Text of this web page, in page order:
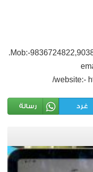
Mob:-
website:-
غرد رسالة